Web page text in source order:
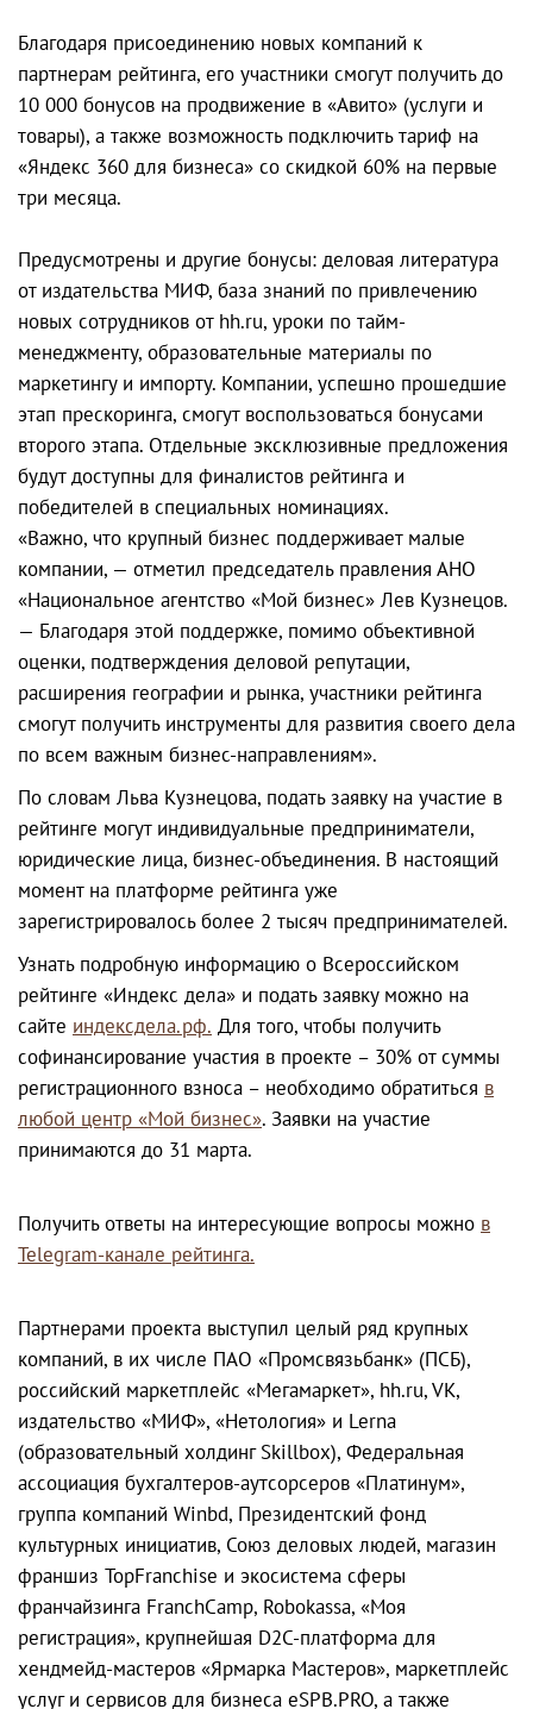
Благодаря присоединению новых компаний к
партнерам рейтинга, его участники смогут получить до
10 000 бонусов на продвижение в «Авито» (услуги и
товары), а также возможность подключить тариф на
«Яндекс 360 для бизнеса» со скидкой 60% на первые
три месяца.
Предусмотрены и другие бонусы: деловая литература
от издательства МИФ, база знаний по привлечению
новых сотрудников от hh.ru, уроки по тайм-
менеджменту, образовательные материалы по
маркетингу и импорту. Компании, успешно прошедшие
этап прескоринга, смогут воспользоваться бонусами
второго этапа. Отдельные эксклюзивные предложения
будут доступны для финалистов рейтинга и
победителей в специальных номинациях.
«Важно, что крупный бизнес поддерживает малые
компании, — отметил председатель правления АНО
«Национальное агентство «Мой бизнес» Лев Кузнецов.
— Благодаря этой поддержке, помимо объективной
оценки, подтверждения деловой репутации,
расширения географии и рынка, участники рейтинга
смогут получить инструменты для развития своего дела
по всем важным бизнес-направлениям».
По словам Льва Кузнецова, подать заявку на участие в
рейтинге могут индивидуальные предприниматели,
юридические лица, бизнес-объединения. В настоящий
момент на платформе рейтинга уже
зарегистрировалось более 2 тысяч предпринимателей.
Узнать подробную информацию о Всероссийском
рейтинге «Индекс дела» и подать заявку можно на
сайте индексдела.рф. Для того, чтобы получить
софинансирование участия в проекте – 30% от суммы
регистрационного взноса – необходимо обратиться в
любой центр «Мой бизнес». Заявки на участие
принимаются до 31 марта.
Получить ответы на интересующие вопросы можно в
Telegram-канале рейтинга.
Партнерами проекта выступил целый ряд крупных
компаний, в их числе ПАО «Промсвязьбанк» (ПСБ),
российский маркетплейс «Мегамаркет», hh.ru, VK,
издательство «МИФ», «Нетология» и Lerna
(образовательный холдинг Skillbox), Федеральная
ассоциация бухгалтеров-аутсорсеров «Платинум»,
группа компаний Winbd, Президентский фонд
культурных инициатив, Союз деловых людей, магазин
франшиз TopFranchise и экосистема сферы
франчайзинга FranchCamp, Robokassa, «Моя
регистрация», крупнейшая D2C-платформа для
хендмейд-мастеров «Ярмарка Мастеров», маркетплейс
услуг и сервисов для бизнеса eSPB.PRO, а также